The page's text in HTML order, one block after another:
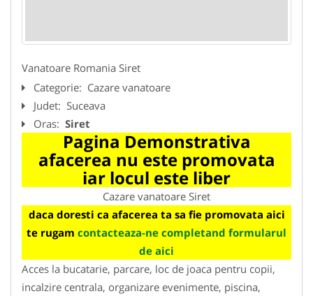
Vanatoare Romania Siret
Categorie: Cazare vanatoare
Judet: Suceava
Oras: Siret
Pagina Demonstrativa
afacerea nu este promovata
iar locul este liber
Cazare vanatoare Siret
daca doresti ca afacerea ta sa fie promovata aici
te rugam contacteaza-ne completand formularul
de aici
Acces la bucatarie, parcare, loc de joaca pentru copii,
incalzire centrala, organizare evenimente, piscina,